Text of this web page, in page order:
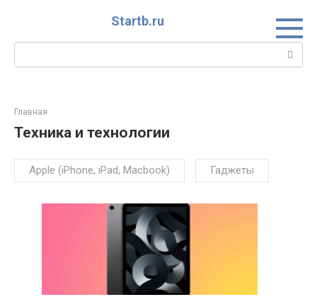
Startb.ru
Главная
Техника и технологии
Apple (iPhone, iPad, Macbook) Гаджеты